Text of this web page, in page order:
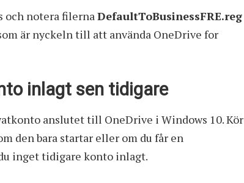
och notera filernaDefaultToBusinessFRE.reg
är nyckeln till att använda OneDrive for
inlagt sen tidigare
anslutet till OneDrive i Windows 10. Kör
den bara startar eller om du får en
inget tidigare konto inlagt.